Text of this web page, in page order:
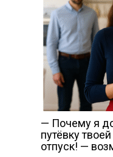
— Почему я
путёвку
отпуск! —